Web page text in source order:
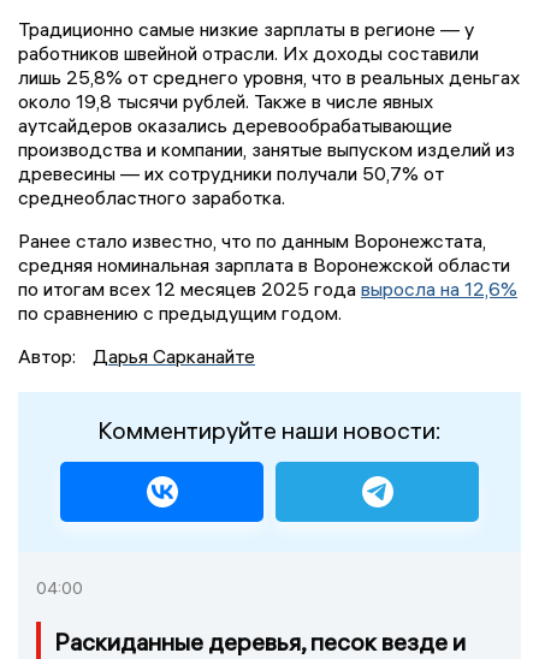
Традиционно самые низкие зарплаты в регионе — у
работников швейной отрасли. Их доходы составили
лишь 25,8% от среднего уровня, что в реальных деньгах
около 19,8 тысячи рублей. Также в числе явных
аутсайдеров оказались деревообрабатывающие
производства и компании, занятые выпуском изделий из
древесины — их сотрудники получали 50,7% от
среднеобластного заработка.
Ранее стало известно, что по данным Воронежстата,
средняя номинальная зарплата в Воронежской области
по итогам всех 12 месяцев 2025 года выросла на 12,6%
по сравнению с предыдущим годом.
Автор:
Дарья Сарканайте
Комментируйте наши новости:
04:00
Раскиданные деревья, песок везде и